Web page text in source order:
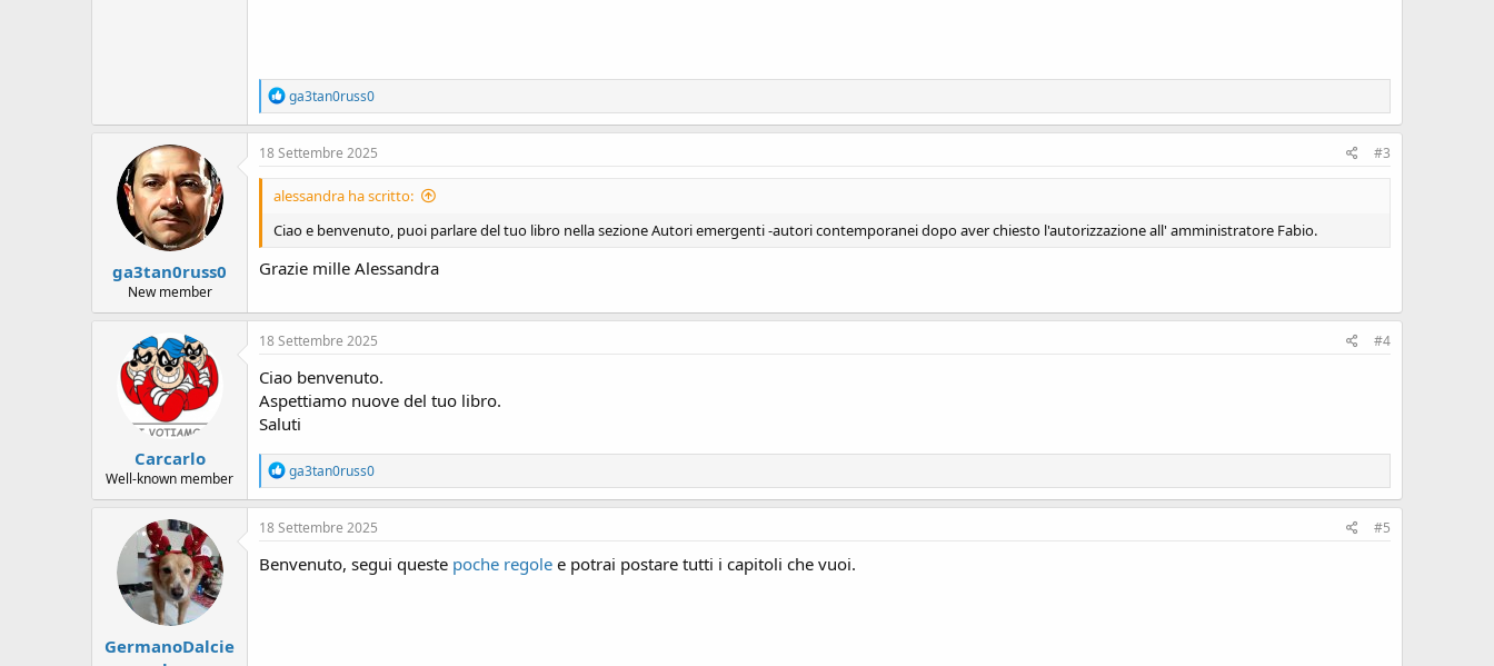
R
e
a
c
o
s
ga3tan0russ0
ga3tan0russ0
New member
18 Settembre 2025 #3
alessandra ha scritto:
Ciao e benvenuto, puoi parlare del tuo libro nella sezione Autori emergenti -autori contemporanei dopo aver chiesto l'autorizzazione all' amministratore Fabio.
Grazie mille Alessandra
Carcarlo
Well-known member
18 Settembre 2025 #4
Ciao benvenuto.
Aspettiamo nuove del tuo libro.
Saluti
R
e
a
c
i
o
ga3tan0russ0
GermanoDalcie
18 Settembre 2025 #5
Benvenuto, segui queste poche regole e potrai postare tutti i capitoli che vuoi.